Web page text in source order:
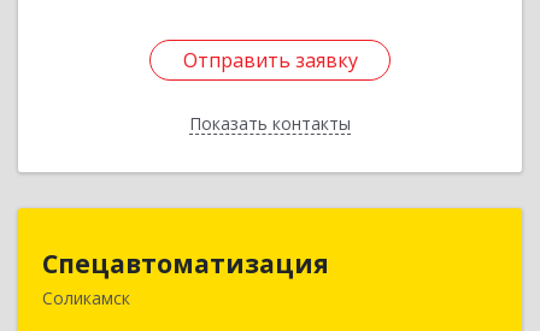
Отправить заявку
Показать контакты
Отправить заявку
Назад
Спецавтоматизация
Соликамск